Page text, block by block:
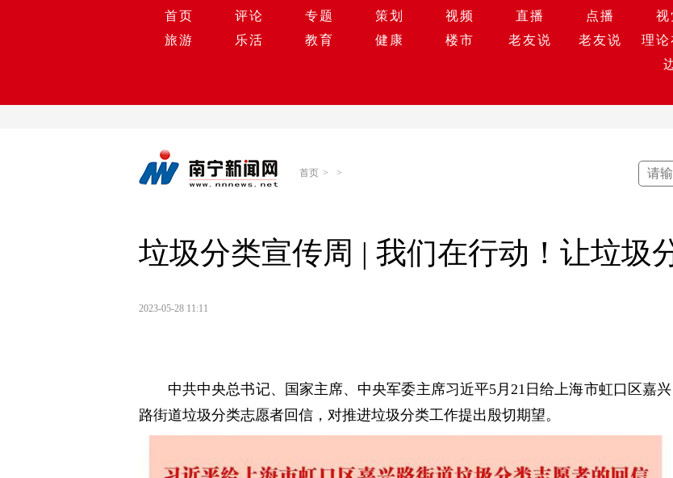
首页 评论 专题 策划 视频 直播 点播 视
旅游
乐活 教育 健康 楼市 老友说 老友说
理论
首页 > >
垃圾分类宣传周 | 我们在行动！让垃圾
2023-05-28 11:11
中共中央总书记、国家主席、中央军委主席习近平5月21日给上海市虹口区嘉兴
路街道垃圾分类志愿者回信，对推进垃圾分类工作提出殷切期望。